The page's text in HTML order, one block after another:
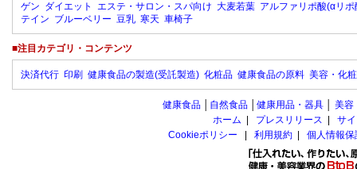
ゲン ダイエット エステ・サロン・スパ向け 大麦若葉 アルファリポ酸(αリポ
テイン ブルーベリー 豆乳 寒天 車椅子
■注目カテゴリ・コンテンツ
決済代行 印刷 健康食品の製造(受託製造) 化粧品 健康食品の原料 美容・化
健康食品 自然食品 健康用品・器具 美容
ホーム
プレスリリース
サ
Cookieポリシー
利用規約 個人情報